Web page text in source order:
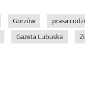
Gorzów prasa
Gazeta Lubuska